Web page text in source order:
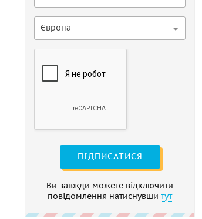
Європа
ПІДПИСАТИСЯ
Ви завжди можете відключити
повідомлення натиснувши тут